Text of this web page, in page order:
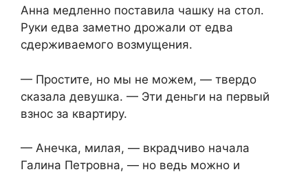
Анна медленно поставила чашку на стол.
Руки едва заметно дрожали от едва
сдерживаемого возмущения.
— Простите, но мы не можем, — твердо
сказала девушка. — Эти деньги на первый
взнос за квартиру.
— Анечка, милая, — вкрадчиво начала
Галина Петровна, — но ведь можно и